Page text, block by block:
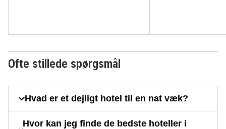
Ofte stillede spørgsmål
Hvad er et dejligt hotel til en nat væk?
Hvor kan jeg finde de bedste hoteller i